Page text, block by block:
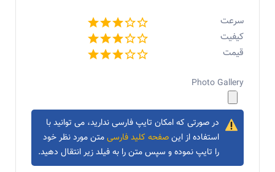
سرعت
کیفیت
قیمت
Photo Gallery
در صورتی که امکان تایپ فارسی ندارید، می توانید با
استفاده از اینصفحه کلید فارسیمتن مورد نظر خود
را تایپ نموده و سپس متن را به فیلد زیر انتقال دهید.